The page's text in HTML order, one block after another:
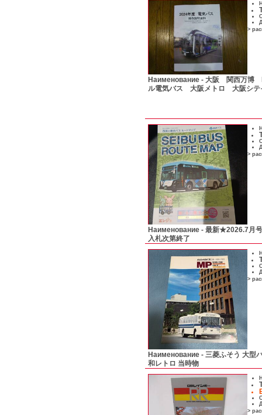
>
Наименование - 大阪 関西万博
ル電気バス 大阪メトロ 大阪シテ
>
Наименование - 最新★2026.7月
入札次第終了
>
Наименование - 三菱ふそう 大型
和レトロ 当時物
>